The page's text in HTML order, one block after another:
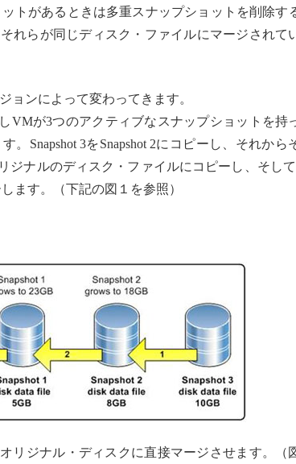
トがあるときは多重スナップショットを削除す
れらが同じディスク・ファイルにマージされて
ョンによって変わってきます。
しVMが3つのアクティブなスナップショットを持
Snapshot 3をSnapshot 2にコピーし、それから
ジナルのディスク・ファイルにコピーし、そして
ます。（下記の図１を参照）
リジナル・ディスクに直接マージさせます。（